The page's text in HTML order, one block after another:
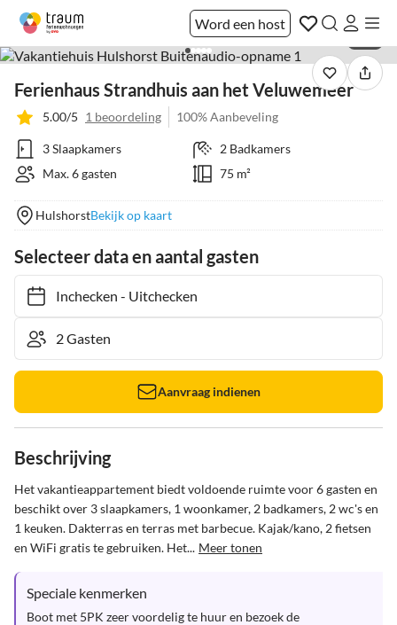
Word een host
Ferienhaus Strandhuis aan het Veluwemeer
5.00/5 1 beoordeling 100% Aanbeveling
3 Slaapkamers
2 Badkamers
Max. 6 gasten
75 m²
HulshorstBekijk op kaart
Selecteer data en aantal gasten
Inchecken- Uitchecken
Aanvraag indienen
Beschrijving
Het vakantieappartement biedt voldoende ruimte voor 6 gasten en
beschikt over 3 slaapkamers, 1 woonkamer, 2 badkamers, 2 wc's en
1 keuken. Dakterras en terras met barbecue. Kajak/kano, 2 fietsen
en WiFi gratis te gebruiken. Het... Meer tonen
Speciale kenmerken
Boot met 5PK zeer voordelig te huur en bezoek de